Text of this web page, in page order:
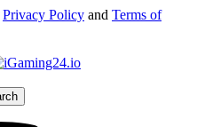
Privacy Policy and Terms of